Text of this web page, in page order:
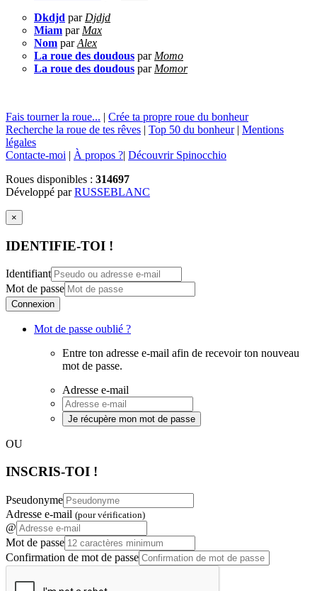
Dkdjd par Djdjd
Miam par Max
Nom parAlex
La roue des doudous par Momo
La roue des doudous par Momor
Fais tourner la roue... | Crée ta propre roue du bonheur
Recherche la roue de tes rêves | Top 50 du bonheur| Mentions
légales
Contacte-moi | À propos ?| Découvrir Spinocchio
Roues disponibles : 314697
Développé parRUSSEBLANC
×
IDENTIFIE-TOI !
Identifiant
Mot de passe
Connexion
Mot de passe oublié ?
Entre ton adresse e-mail afin de recevoir ton nouveau
mot de passe.
Adresse e-mail
Je récupère mon mot de passe
OU
INSCRIS-TOI !
Pseudonyme
Adresse e-mail (pour vérification)
@
Mot de passe
Confirmation de mot de passe